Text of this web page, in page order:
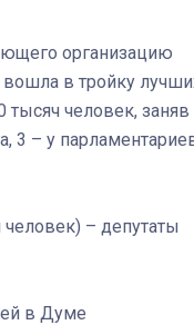
организацию
вошла в тройку
человек, заняв
3 – у
– депутаты
в Думе